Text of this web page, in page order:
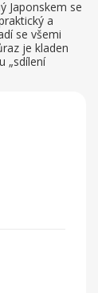
Japonskem se
a
se všemi
je kladen
„sdílení